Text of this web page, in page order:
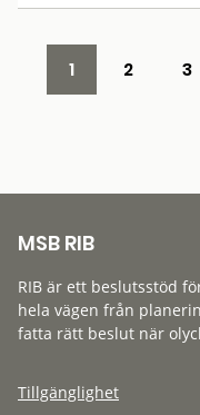
1 2 3
MSB RIB
RIB är ett beslutsstöd
hela vägen från
fatta rätt beslut när
Tillgänglighet